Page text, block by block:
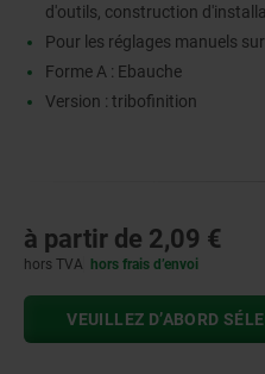
d'outils, construction
Pour les réglages manuels
Forme A : Ebauche
Version : tribofinition
à partir de 2,09 €
hors TVA hors frais d’envoi
VEUILLEZ D’ABORD